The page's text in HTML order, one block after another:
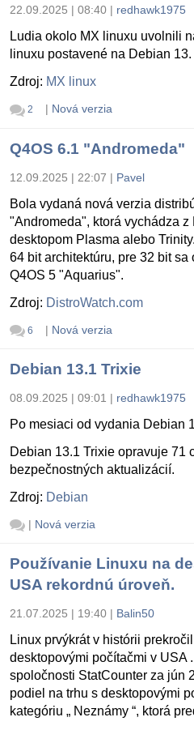
22.09.2025 | 08:40 | redhawk1975
Ludia okolo MX linuxu uvolnili
linuxu postavené na Debian 13.
Zdroj: MX linux
2 | Nová verzia
Q4OS 6.1 "Andromeda"
12.09.2025 | 22:07 | Pavel
Bola vydaná nová verzia
"Andromeda", ktorá vychádza
desktopom Plasma alebo
64 bit architektúru, pre 32 bit sa
Q4OS 5 "Aquarius".
Zdroj: DistroWatch.com
6 | Nová verzia
Debian 13.1 Trixie
08.09.2025 | 09:01 | redhawk1975
Po mesiaci od vydania Debian
Debian 13.1 Trixie opravuje 71
bezpečnostných aktualizácií.
Zdroj: Debian
| Nová verzia
Používanie Linuxu na
USA rekordnú úroveň.
21.07.2025 | 19:40 | Balin50
Linux prvýkrát v histórii
desktopovými počítačmi v USA
spoločnosti StatCounter za jún
podiel na trhu s desktopovými
kategóriu „ Neznámy “, ktorá